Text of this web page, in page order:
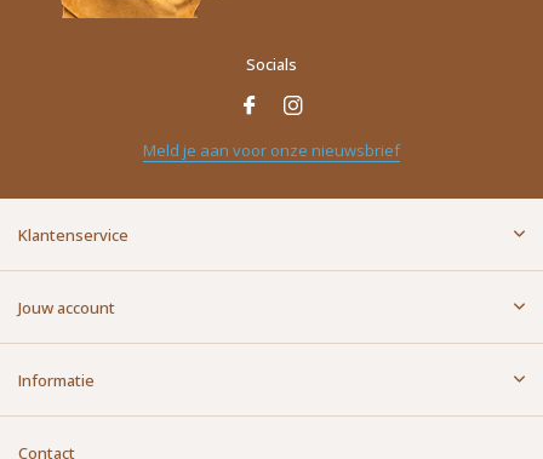
Socials
Meld je aan voor onze nieuwsbrief
Klantenservice
Jouw account
Informatie
Contact